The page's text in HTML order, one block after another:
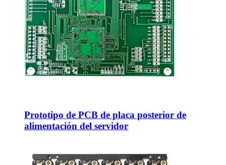
Prototipo de PCB de placa posterior de
alimentación del servidor